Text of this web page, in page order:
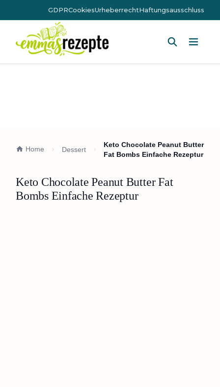
GDPRCookiesUrheberrechtHaftungsausschluss
Home Dessert
Keto Chocolate Peanut Butter
Fat Bombs Einfache Rezeptur
Keto Chocolate Peanut Butter Fat
Bombs Einfache Rezeptur